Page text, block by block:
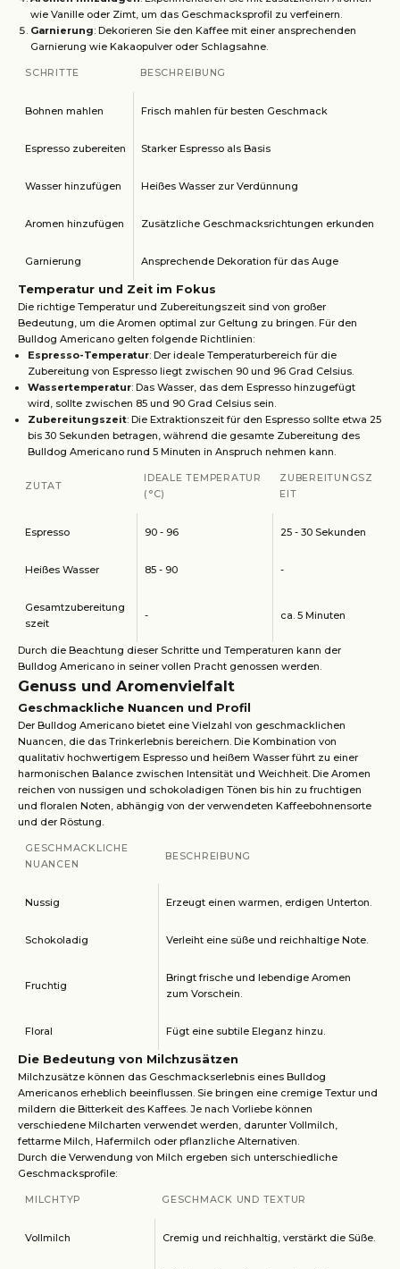
wie Vanille oder Zimt, um das Geschmacksprofil zu verfeinern.
Garnierung: Dekorieren Sie den Kaffee mit einer ansprechenden
Garnierung wie Kakaopulver oder Schlagsahne.
SCHRITTE BESCHREIBUNG
Bohnen mahlen Frisch mahlen für besten Geschmack
Espresso zubereiten Starker Espresso als Basis
Wasser hinzufügen Heißes Wasser zur Verdünnung
Aromen hinzufügen Zusätzliche Geschmacksrichtungen erkunden
Garnierung Ansprechende Dekoration für das Auge
Temperatur und Zeit im Fokus
Die richtige Temperatur und Zubereitungszeit sind von großer
Bedeutung, um die Aromen optimal zur Geltung zu bringen. Für den
Bulldog Americano gelten folgende Richtlinien:
Espresso-Temperatur: Der ideale Temperaturbereich für die
Zubereitung von Espresso liegt zwischen 90 und 96 Grad Celsius.
Wassertemperatur: Das Wasser, das dem Espresso hinzugefügt
wird, sollte zwischen 85 und 90 Grad Celsius sein.
Zubereitungszeit: Die Extraktionszeit für den Espresso sollte etwa 25
bis 30 Sekunden betragen, während die gesamte Zubereitung des
Bulldog Americano rund 5 Minuten in Anspruch nehmen kann.
ZUTAT
IDEALE TEMPERATUR
(°C)
ZUBEREITUNGSZ
EIT
Espresso 90 - 96 25 - 30 Sekunden
Heißes Wasser 85 - 90 -
Gesamtzubereitung
szeit
- ca. 5 Minuten
Durch die Beachtung dieser Schritte und Temperaturen kann der
Bulldog Americano in seiner vollen Pracht genossen werden.
Genuss und Aromenvielfalt
Geschmackliche Nuancen und Profil
Der Bulldog Americano bietet eine Vielzahl von geschmacklichen
Nuancen, die das Trinkerlebnis bereichern. Die Kombination von
qualitativ hochwertigem Espresso und heißem Wasser führt zu einer
harmonischen Balance zwischen Intensität und Weichheit. Die Aromen
reichen von nussigen und schokoladigen Tönen bis hin zu fruchtigen
und floralen Noten, abhängig von der verwendeten Kaffeebohnensorte
und der Röstung.
GESCHMACKLICHE
NUANCEN
BESCHREIBUNG
Nussig Erzeugt einen warmen, erdigen Unterton.
Schokoladig Verleiht eine süße und reichhaltige Note.
Fruchtig
Bringt frische und lebendige Aromen
zum Vorschein.
Floral Fügt eine subtile Eleganz hinzu.
Die Bedeutung von Milchzusätzen
Milchzusätze können das Geschmackserlebnis eines Bulldog
Americanos erheblich beeinflussen. Sie bringen eine cremige Textur und
mildern die Bitterkeit des Kaffees. Je nach Vorliebe können
verschiedene Milcharten verwendet werden, darunter Vollmilch,
fettarme Milch, Hafermilch oder pflanzliche Alternativen.
Durch die Verwendung von Milch ergeben sich unterschiedliche
Geschmacksprofile:
MILCHTYP GESCHMACK UND TEXTUR
Vollmilch Cremig und reichhaltig, verstärkt die Süße.